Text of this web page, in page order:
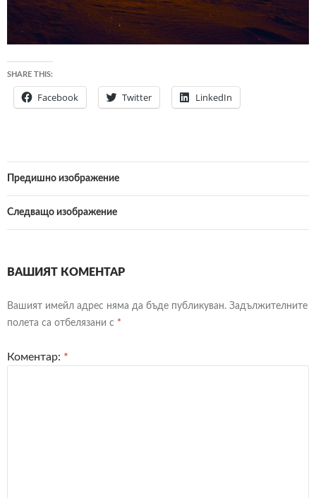
SHARE THIS:
Facebook Twitter LinkedIn
Предишно изображение
Следващо изображение
ВАШИЯТ КОМЕНТАР
Вашият имейл адрес няма да бъде публикуван. Задължителните
полета са отбелязани с *
Коментар: *